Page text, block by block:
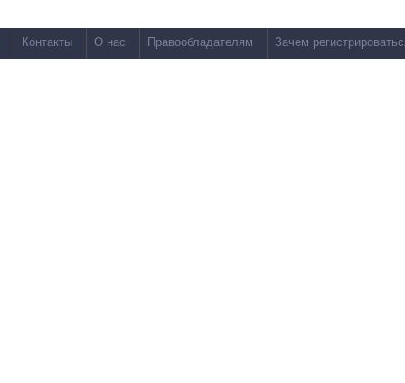
Контакты О нас Правообладателям Зачем